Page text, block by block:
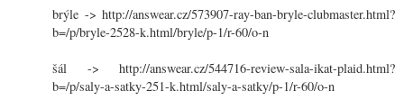
brýle -> http://answear.cz/573907-ray-ban-bryle-clubmaster.html?
b=/p/bryle-2528-k.html/bryle/p-1/r-60/o-n
šál -> http://answear.cz/544716-review-sala-ikat-plaid.html?
b=/p/saly-a-satky-251-k.html/saly-a-satky/p-1/r-60/o-n